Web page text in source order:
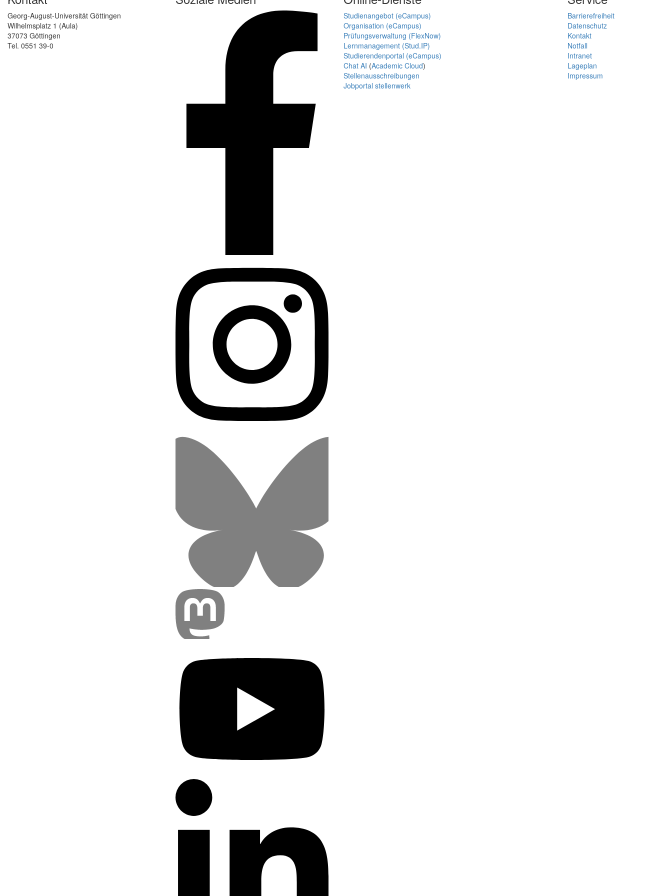
Georg-August-Universität Göttingen
Wilhelmsplatz 1 (Aula)
37073 Göttingen
Tel. 0551 39-0
Studienangebot (eCampus)
Organisation (eCampus)
Prüfungsverwaltung (FlexNow)
Lernmanagement (Stud.IP)
Studierendenportal (eCampus)
Chat AI (Academic Cloud)
Stellenausschreibungen
Jobportal stellenwerk
Barrierefreiheit
Datenschutz
Kontakt
Notfall
Intranet
Lageplan
Impressum